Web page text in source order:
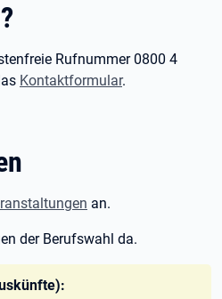
Rufnummer 0800 4
Kontaktformular.
an.
der Berufswahl da.